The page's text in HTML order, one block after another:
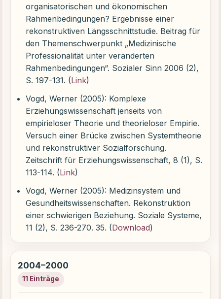
organisatorischen und ökonomischen
Rahmenbedingungen? Ergebnisse einer
rekonstruktiven Längsschnittstudie. Beitrag für
den Themenschwerpunkt „Medizinische
Professionalität unter veränderten
Rahmenbedingungen“. Sozialer Sinn 2006 (2),
S. 197-131. (Link)
Vogd, Werner (2005): Komplexe
Erziehungswissenschaft jenseits von
empirieloser Theorie und theorieloser Empirie.
Versuch einer Brücke zwischen Systemtheorie
und rekonstruktiver Sozialforschung.
Zeitschrift für Erziehungswissenschaft, 8 (1), S.
113-114. (Link)
Vogd, Werner (2005): Medizinsystem und
Gesundheitswissenschaften. Rekonstruktion
einer schwierigen Beziehung. Soziale Systeme,
11 (2), S. 236-270. 35. (Download)
2004–2000
11 Einträge